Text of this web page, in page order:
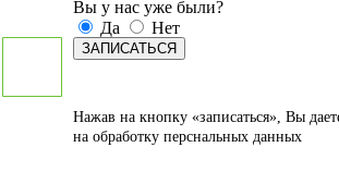
Вы у нас уже были?
Да
Нет
ЗАПИСАТЬСЯ
Нажав на кнопку «записаться», Вы
на обработку перснальных данных